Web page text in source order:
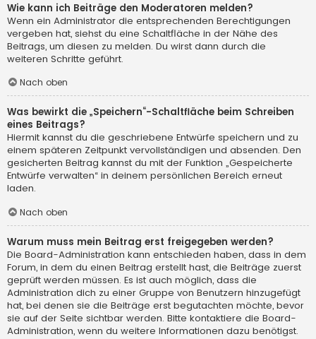
Wie kann ich Beiträge den Moderatoren melden?
Wenn ein Administrator die entsprechenden Berechtigungen
vergeben hat, siehst du eine Schaltfläche in der Nähe des
Beitrags, um diesen zu melden. Du wirst dann durch die
weiteren Schritte geführt.
Nach oben
Was bewirkt die „Speichern“-Schaltfläche beim Schreiben
eines Beitrags?
Hiermit kannst du die geschriebene Entwürfe speichern und zu
einem späteren Zeitpunkt vervollständigen und absenden. Den
gesicherten Beitrag kannst du mit der Funktion „Gespeicherte
Entwürfe verwalten“ in deinem persönlichen Bereich erneut
laden.
Nach oben
Warum muss mein Beitrag erst freigegeben werden?
Die Board-Administration kann entschieden haben, dass in dem
Forum, in dem du einen Beitrag erstellt hast, die Beiträge zuerst
geprüft werden müssen. Es ist auch möglich, dass die
Administration dich zu einer Gruppe von Benutzern hinzugefügt
hat, bei denen sie die Beiträge erst begutachten möchte, bevor
sie auf der Seite sichtbar werden. Bitte kontaktiere die Board-
Administration, wenn du weitere Informationen dazu benötigst.